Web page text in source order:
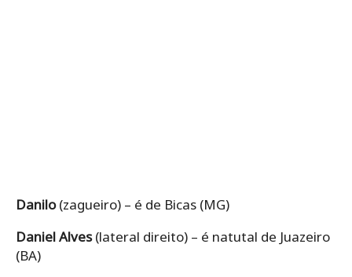
Danilo(zagueiro) – é de Bicas (MG)
Daniel Alves(lateral direito) – é natutal de Juazeiro
(BA)